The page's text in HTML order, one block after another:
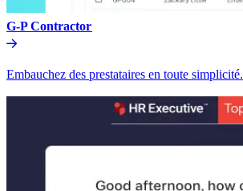
G-P Contractor​​
Embauchez des prestataires en toute simplicité.​​